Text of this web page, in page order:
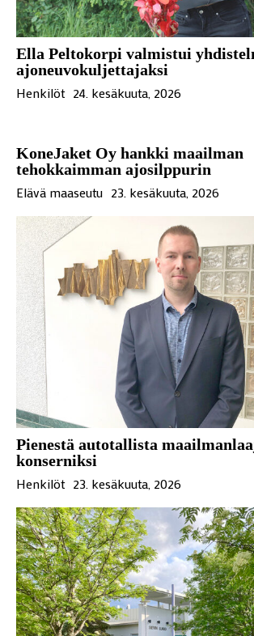
Ella Peltokorpi valmistui
ajoneuvokuljettajaksi
Henkilöt 24. kesäkuuta, 2026
KoneJaket Oy hankki maailman
tehokkaimman ajosilppurin
Elävä maaseutu 23. kesäkuuta, 2026
Pienestä autotallista
konserniksi
Henkilöt 23. kesäkuuta, 2026